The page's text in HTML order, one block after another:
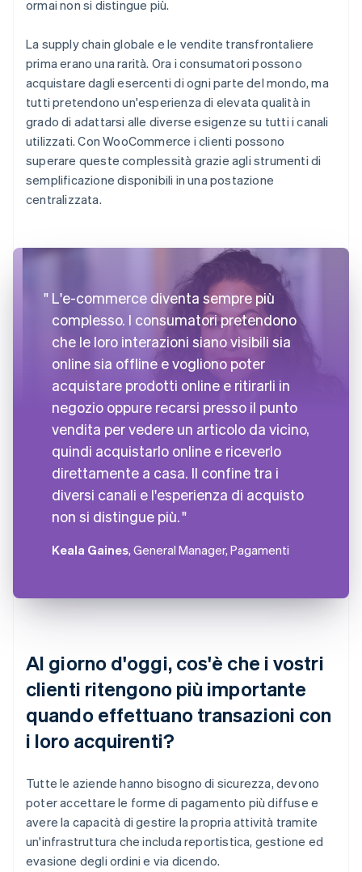
ormai non si distingue più.
La supply chain globale e le vendite transfrontaliere
prima erano una rarità. Ora i consumatori possono
acquistare dagli esercenti di ogni parte del mondo, ma
tutti pretendono un'esperienza di elevata qualità in
grado di adattarsi alle diverse esigenze su tutti i canali
utilizzati. Con WooCommerce i clienti possono
superare queste complessità grazie agli strumenti di
semplificazione disponibili in una postazione
centralizzata.
L'e-commerce diventa sempre più
complesso. I consumatori pretendono
che le loro interazioni siano visibili sia
online sia offline e vogliono poter
acquistare prodotti online e ritirarli in
negozio oppure recarsi presso il punto
vendita per vedere un articolo da vicino,
quindi acquistarlo online e riceverlo
direttamente a casa. Il confine tra i
diversi canali e l'esperienza di acquisto
non si distingue più.
Keala Gaines, General Manager, Pagamenti
Al giorno d'oggi, cos'è che i vostri
clienti ritengono più importante
quando effettuano transazioni con
i loro acquirenti?
Tutte le aziende hanno bisogno di sicurezza, devono
poter accettare le forme di pagamento più diffuse e
avere la capacità di gestire la propria attività tramite
un'infrastruttura che includa reportistica, gestione ed
evasione degli ordini e via dicendo.